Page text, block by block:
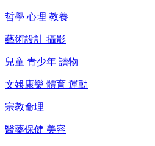
哲學 心理 教養
藝術設計 攝影
兒童 青少年 讀物
文娛康樂 體育 運動
宗教命理
醫藥保健 美容